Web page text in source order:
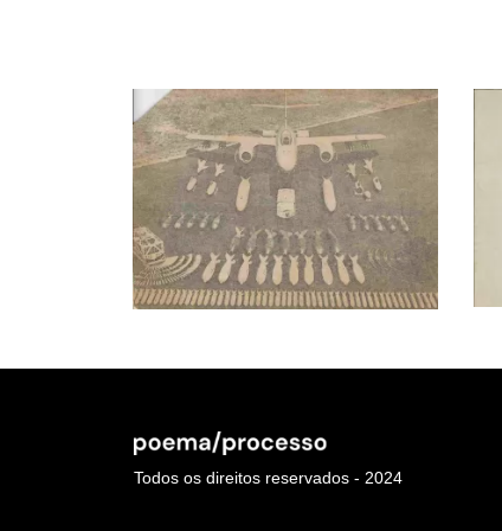
Todos os direitos reservados - 2024